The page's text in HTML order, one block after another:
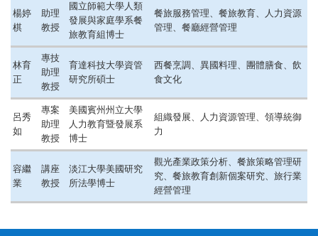
楊婷
棋
助理
教授
國立師範大學人類
發展與家庭學系餐
旅教育組博士
餐旅服務管理 、餐旅教育 、人力資源
管理 、餐廳經營管理
林育
正
專技
助理
教授
育達科技大學資管
研究所碩士
西餐烹調、異國料理、團體膳食、飲
食文化
呂秀
如
專案
助理
教授
美國賓州州立大學
人力教育暨發展系
博士
組織發展、人力資源管理、領導統御
力
容繼
業
講座
教授
淡江大學美國研究
所法學博士
觀光產業政策分析、餐旅策略管理研
究、餐旅教育創新個案研究、旅行業
經營管理